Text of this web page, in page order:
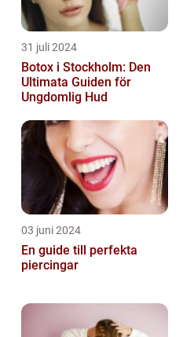
31 juli 2024
Botox i Stockholm: Den
Ultimata Guiden för
Ungdomlig Hud
03 juni 2024
En guide till perfekta
piercingar